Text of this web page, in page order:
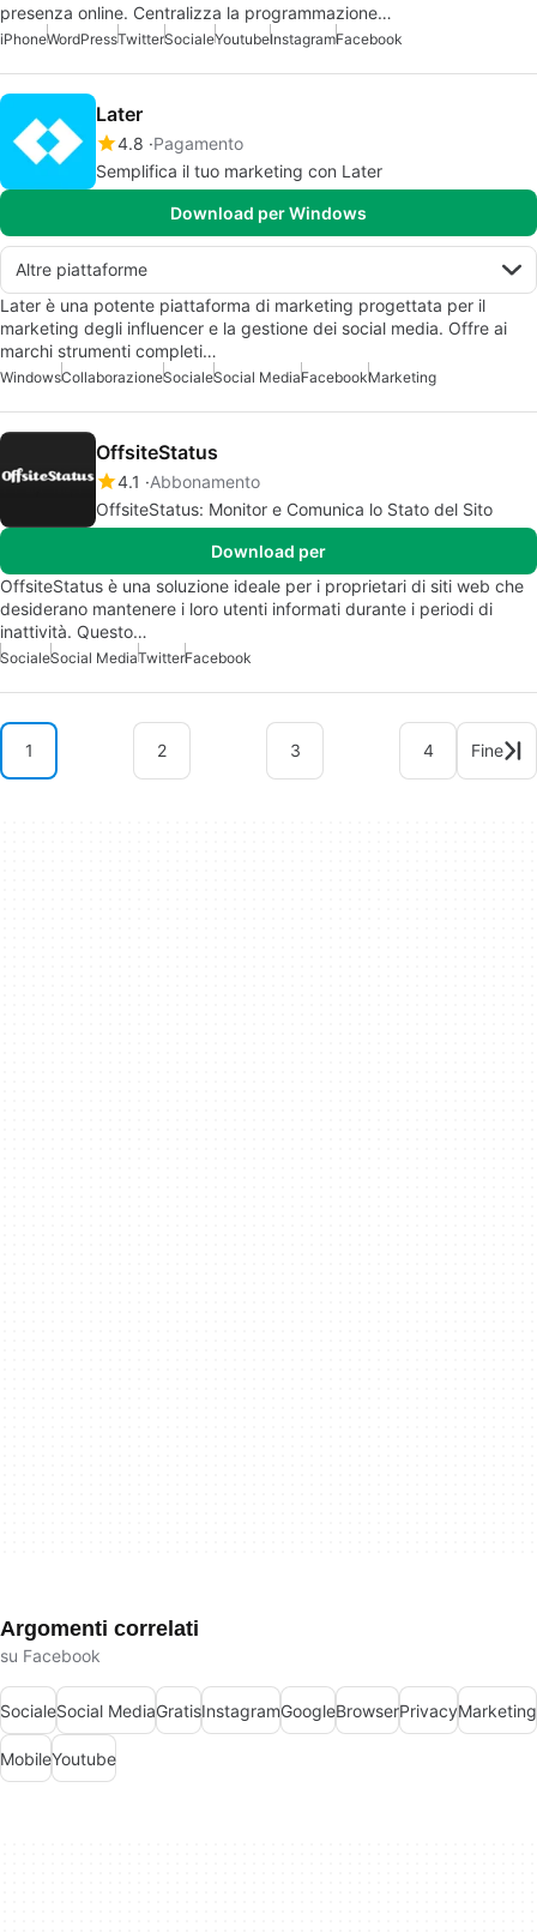
presenza online. Centralizza la programmazione…
iPhoneWordPressTwitterSocialeYoutubeInstagramFacebook
Later
4.8 Pagamento
Semplifica il tuo marketing con Later
Download per Windows
Altre piattaforme
Later è una potente piattaforma di marketing progettata per il
marketing degli influencer e la gestione dei social media. Offre ai
marchi strumenti completi…
WindowsCollaborazioneSocialeSocial MediaFacebookMarketing
OffsiteStatus
4.1
Abbonamento
OffsiteStatus: Monitor e Comunica lo Stato del Sito
Download per
OffsiteStatus è una soluzione ideale per i proprietari di siti web che
desiderano mantenere i loro utenti informati durante i periodi di
inattività. Questo…
SocialeSocial MediaTwitterFacebook
1 2 3 4 Fine
Argomenti correlati
su Facebook
SocialeSocial MediaGratisInstagramGoogleBrowserPrivacyMarketing
MobileYoutube